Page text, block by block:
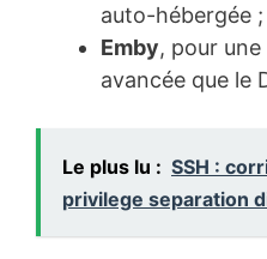
auto-hébergée ;
Emby, pour
avancée que le
Le plus lu : SSH :
privilege separation